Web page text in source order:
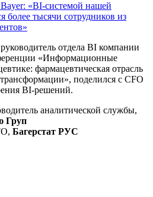
«BI-системой нашей
более тысячи сотрудников из
отдела BI компании
«Информационные
фармацевтическая отрасль
поделился с CFO
BI-решений.
аналитической службы,
Груп
Багерстат РУС